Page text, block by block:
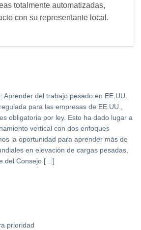
totalmente automatizadas,
con su representante local.
Aprender del trabajo pesado en EE.UU.
para las empresas de EE.UU.,
obligatoria por ley. Esto ha dado lugar a
vertical con dos enfoques
la oportunidad para aprender más de
en elevación de cargas pesadas,
del Consejo […]
prioridad